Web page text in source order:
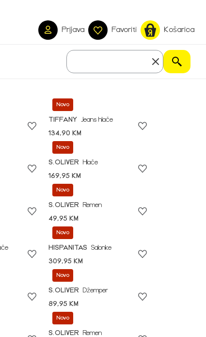
Prijava Favoriti Košarica
Novo
TIFFANY
Jeans hlače
134,90 KM
Novo
S.OLIVER
Hlače
169,95 KM
Novo
S.OLIVER
Remen
49,95 KM
Novo
HISPANITAS
Salonke
309,95 KM
Novo
S.OLIVER
Džemper
89,95 KM
Novo
S.OLIVER
Remen